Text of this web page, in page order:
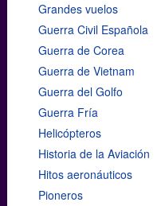
Grandes vuelos
Guerra Civil Española
Guerra de Corea
Guerra de Vietnam
Guerra del Golfo
Guerra Fría
Helicópteros
Historia de la Aviación
Hitos aeronáuticos
Pioneros